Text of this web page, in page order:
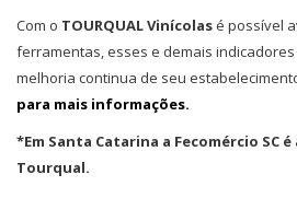
Com o TOURQUAL Vinícolas é possível
ferramentas, esses e demais
melhoria continua de seu
para mais informações.
*Em Santa Catarina a Fecomércio SC
Tourqual.